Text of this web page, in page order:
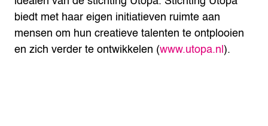
biedt met haar eigen initiatieven ruimte aan
mensen om hun creatieve talenten te ontplooien
en zich verder te ontwikkelen (www.utopa.nl).